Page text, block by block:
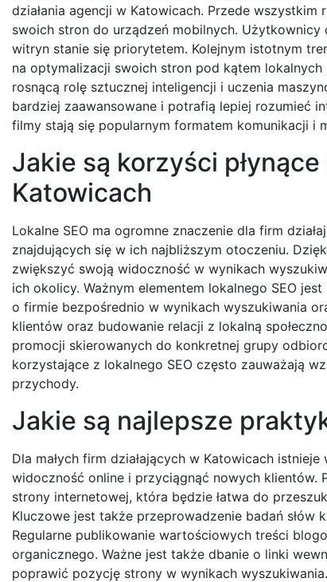
działania agencji w Katowicach. Przede
swoich stron do urządzeń mobilnych.
witryn stanie się priorytetem. Kolejnym istotnym
na optymalizacji swoich stron pod kątem
rosnącą rolę sztucznej inteligencji i uczenia
bardziej zaawansowane i potrafią lepiej rozumieć
filmy stają się popularnym formatem komunikacji i
Jakie są korzyści
Katowicach
Lokalne SEO ma ogromne znaczenie dla firm
znajdujących się w ich najbliższym otoczeniu.
zwiększyć swoją widoczność w wynikach
ich okolicy. Ważnym elementem lokalnego SEO
o firmie bezpośrednio w wynikach wyszukiwania
klientów oraz budowanie relacji z lokalną
promocji skierowanych do konkretnej grupy
korzystające z lokalnego SEO często zauważają
przychody.
Jakie są najlepsze
Dla małych firm działających w Katowicach
widoczność online i przyciągnąć nowych
strony internetowej, która będzie łatwa do
Kluczowe jest także przeprowadzenie badań
Regularne publikowanie wartościowych treści
organicznego. Ważne jest także dbanie o linki
poprawić pozycję strony w wynikach